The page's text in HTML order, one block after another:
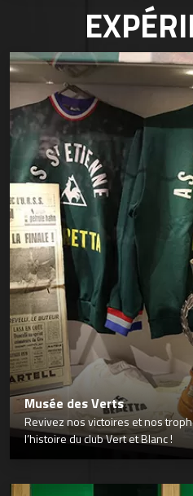
Musée des Verts
Revivez nos victoires et nos
l’histoire du club Vert et Blanc !